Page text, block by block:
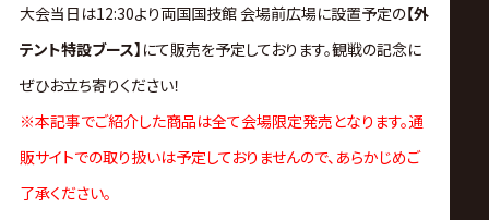
大会当日は12:30より両国国技館 会場前広場に設置予定の【外
テント特設ブース】 にて販売を予定しております。観戦の記念に
ぜひお立ち寄りください！
※本記事でご紹介した商品は全て会場限定発売となります。通
販サイトでの取り扱いは予定しておりませんので、あらかじめご
了承ください。